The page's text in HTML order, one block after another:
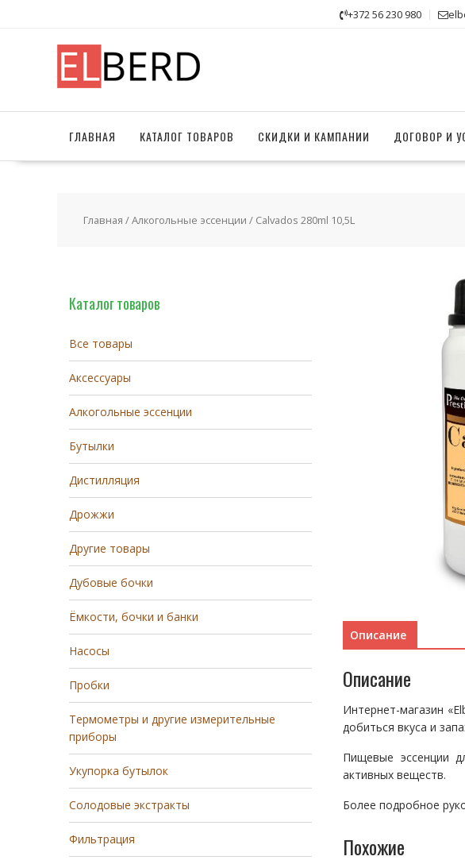
содержимому
+372 56 230 980
ГЛАВНАЯ КАТАЛОГ ТОВАРОВ СКИДКИ И КАМПАНИИ ДОГОВОР И
Главная /Алкогольные эссенции / Calvados 280ml 10,5L
Описание
Описание
Интернет-магазин
добиться вкуса и
Пищевые эссенции
активных веществ.
Более подробное
Похожие
Каталог товаров
Все товары
Аксессуары
Алкогольные эссенции
Бутылки
Дистилляция
Дрожжи
Другие товары
Дубовые бочки
Ёмкости, бочки и банки
Насосы
Пробки
Термометры и другие измерительные
приборы
Укупорка бутылок
Солодовые экстракты
Фильтрация